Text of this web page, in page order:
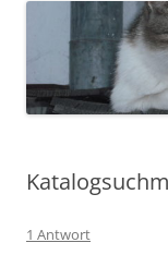
1 Antwort